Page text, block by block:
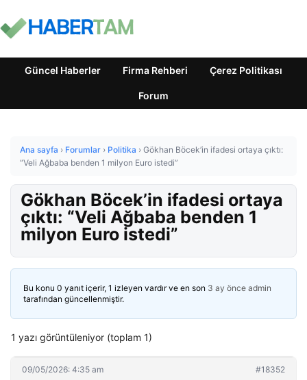
Güncel Haberler Firma Rehberi Çerez Politikası
Forum
Ana sayfa › Forumlar › Politika › Gökhan Böcek’in ifadesi ortaya çıktı:
“Veli Ağbaba benden 1 milyon Euro istedi”
Gökhan Böcek’in ifadesi ortaya
çıktı: “Veli Ağbaba benden 1
milyon Euro istedi”
Bu konu 0 yanıt içerir, 1 izleyen vardır ve en son 3 ay önce admin
tarafından güncellenmiştir.
1 yazı görüntüleniyor (toplam 1)
09/05/2026: 4:35 am #18352